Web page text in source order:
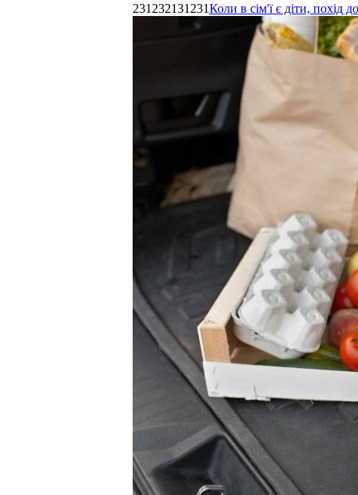
231232131231Коли в сім'ї є діти,